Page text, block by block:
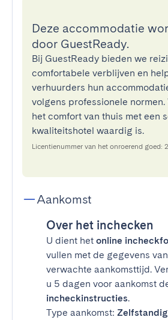
Deze accommodatie
door GuestReady.
Bij GuestReady bieden we
comfortabele verblijven en
verhuurders hun
volgens professionele
het comfort van thuis met een
kwaliteitshotel waardig is.
Licentienummer van het onroerend goed:
Aankomst
Over het inchecken
U dient het online
vullen met de gegevens
verwachte aankomsttijd.
u 5 dagen voor aankomst
incheckinstructies.
Type aankomst: